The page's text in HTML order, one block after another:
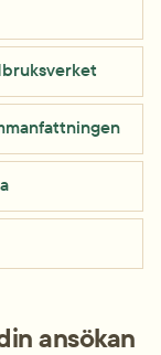
ansökan